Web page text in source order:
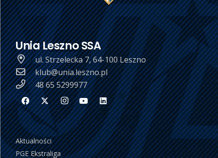
Unia Leszno SSA
ul. Strzelecka 7, 64-100 Leszno
klub@unia.leszno.pl
48 65 5299977
Aktualności
PGE Ekstraliga